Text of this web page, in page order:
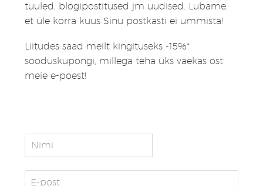
tuuled, blogipostitused jm uudised. Lubame,
et üle korra kuus Sinu postkasti ei ummista!
Liitudes saad meilt kingituseks -15%*
sooduskupongi, millega teha üks väekas ost
meie e-poest!